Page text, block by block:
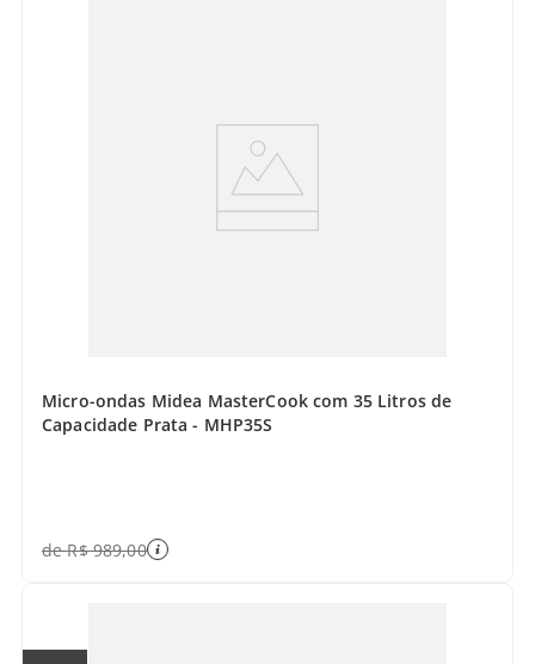
Micro-ondas Midea MasterCook com 35 Litros de
Capacidade Prata - MHP35S
deR$ 989,00